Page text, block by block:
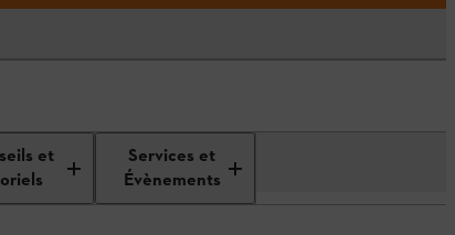
et
Services et
Évènements